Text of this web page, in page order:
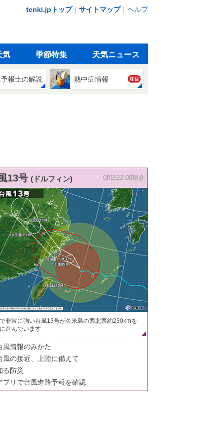
tenki.jpトップ｜ サイトマップ｜ ヘルプ
気 季節特集 天気ニュース
報士の解説 熱中症情報 注目
13号 (ドルフィン) 08日22:00現在
非常に強い台風13号が久米島の西北西約230kmを
進んでいます
風情報のみかた
風の接近、上陸に備えて
る防災
プリで台風進路予報を確認